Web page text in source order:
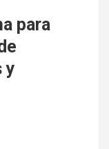
para
y